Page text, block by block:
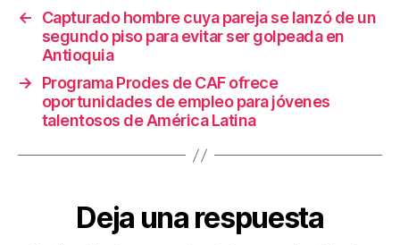
o
o
k
tir
←
Capturado hombre cuya pareja se lanzó de un
segundo piso para evitar ser golpeada en
Antioquia
→
Programa Prodes de CAF ofrece
oportunidades de empleo para jóvenes
talentosos de América Latina
Deja una respuesta